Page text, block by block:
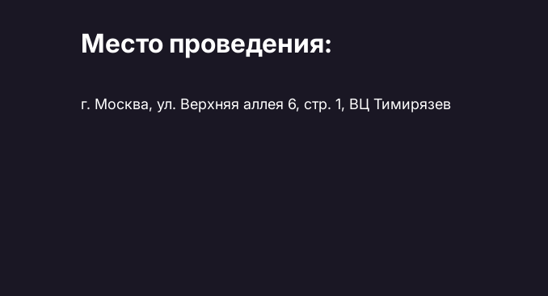
Место проведения:
г. Москва, ул. Верхняя аллея 6, стр. 1, ВЦ Тимирязев